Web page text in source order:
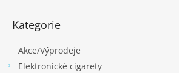
kategorie
Kategorie
Akce/Výprodeje
Elektronické cigarety